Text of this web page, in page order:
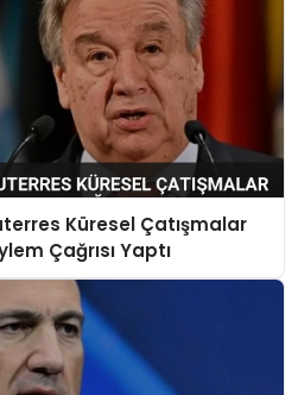
Küresel Çatışmalar
Çağrısı Yaptı